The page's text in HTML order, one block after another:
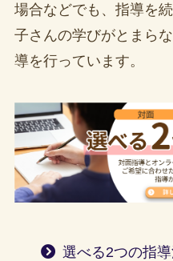
場合などでも、指導を
子さんの学びがとまら
導を行っています。
選べる2つの指